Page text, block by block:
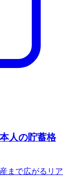
人の貯蓄格
まで広がるリア